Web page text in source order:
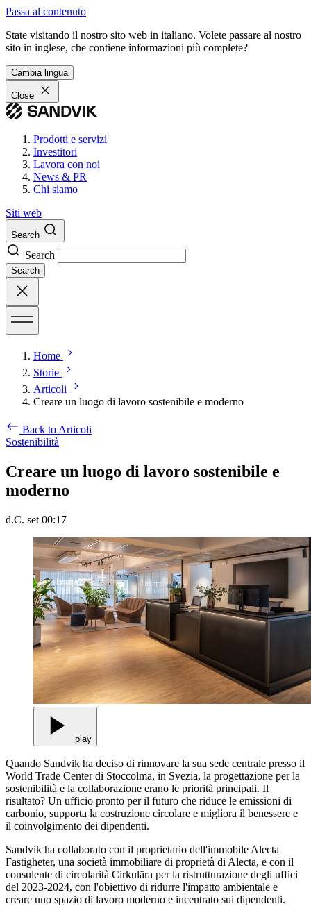
Passa al contenuto
State visitando il nostro sito web in italiano. Volete passare al nostro
sito in inglese, che contiene informazioni più complete?
Cambia lingua
Close
Prodotti e servizi
Investitori
Lavora con noi
News & PR
Chi siamo
Siti web
Search
Search
Search
Home
Storie
Articoli
Creare un luogo di lavoro sostenibile e moderno
Back to Articoli
Sostenibilità
Creare un luogo di lavoro sostenibile e
moderno
d.C. set 00:17
play
Quando Sandvik ha deciso di rinnovare la sua sede centrale presso il
World Trade Center di Stoccolma, in Svezia, la progettazione per la
sostenibilità e la collaborazione erano le priorità principali. Il
risultato? Un ufficio pronto per il futuro che riduce le emissioni di
carbonio, supporta la costruzione circolare e migliora il benessere e
il coinvolgimento dei dipendenti.
Sandvik ha collaborato con il proprietario dell'immobile Alecta
Fastigheter, una società immobiliare di proprietà di Alecta, e con il
consulente di circolarità Cirkulära per la ristrutturazione degli uffici
del 2023-2024, con l'obiettivo di ridurre l'impatto ambientale e
creare uno spazio di lavoro moderno e incentrato sui dipendenti.